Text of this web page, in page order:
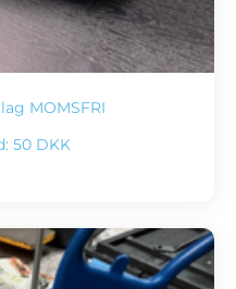
MOMSFRI
50 DKK